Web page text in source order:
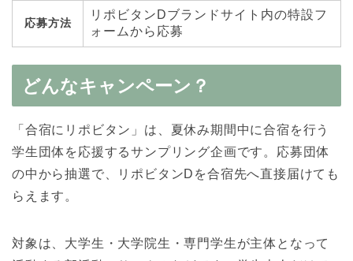
応募方法
リポビタンDブランドサイト内の特設フ
ォームから応募
どんなキャンペーン？
「合宿にリポビタン」は、夏休み期間中に合宿を行う
学生団体を応援するサンプリング企画です。応募団体
の中から抽選で、リポビタンDを合宿先へ直接届けても
らえます。
対象は、大学生・大学院生・専門学生が主体となって